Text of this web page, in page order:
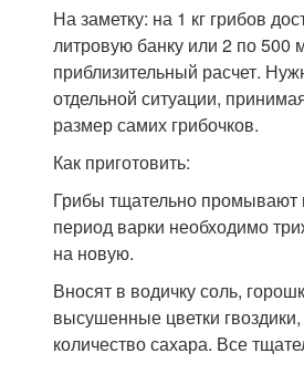
На заметку: на 1 кг грибов
литровую банку или 2 по 500
приблизительный расчет.
отдельной ситуации,
размер самих грибочков.
Как приготовить:
Грибы тщательно промывают
период варки необходимо
на новую.
Вносят в водичку соль,
высушенные цветки
количество сахара. Все